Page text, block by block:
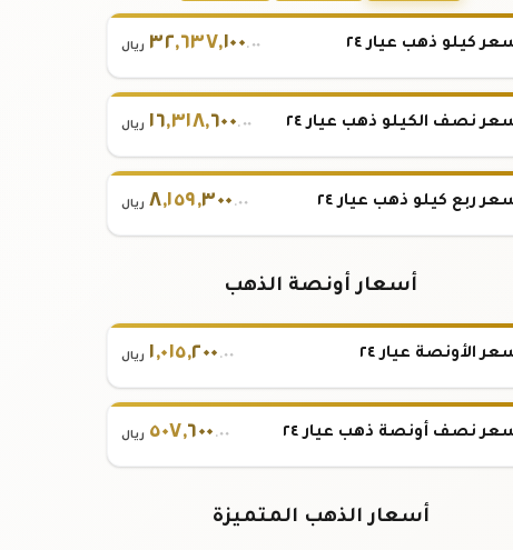
كيلو ذهب عيار ٢٤ ٣٢,٦٣٧,١٠٠.٠٠ ريال
نصف الكيلو ذهب عيار ٢٤ ١٦,٣١٨,٦٠٠.٠٠ ريال
ربع كيلو ذهب عيار ٢٤ ٨,١٥٩,٣٠٠ .٠٠ ريال
أسعار أونصة الذهب
الأونصة عيار ٢٤ ١,٠١٥,٢٠٠ .٠٠ ريال
نصف أونصة ذهب عيار ٢٤ ٥٠٧,٦٠٠ .٠٠ ريال
أسعار الذهب المتميزة